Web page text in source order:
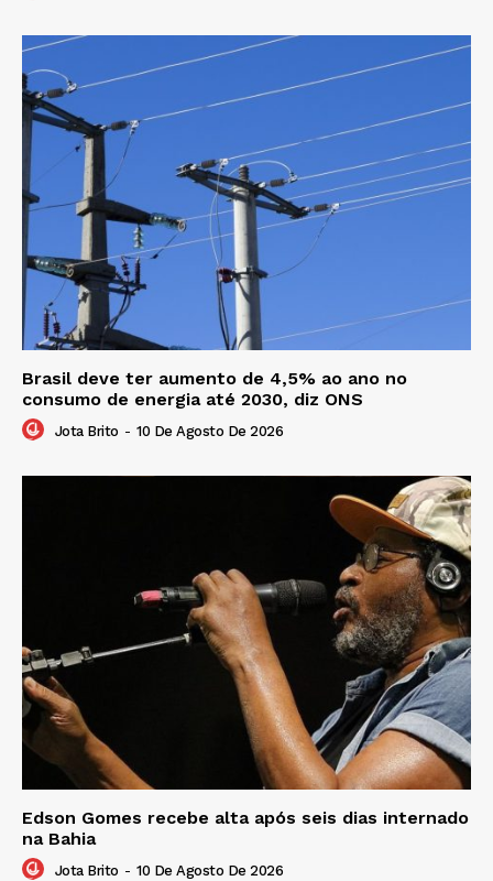
Brasil deve ter aumento de 4,5% ao ano no
consumo de energia até 2030, diz ONS
Jota Brito - 10 De Agosto De 2026
Edson Gomes recebe alta após seis dias internado
na Bahia
Jota Brito - 10 De Agosto De 2026